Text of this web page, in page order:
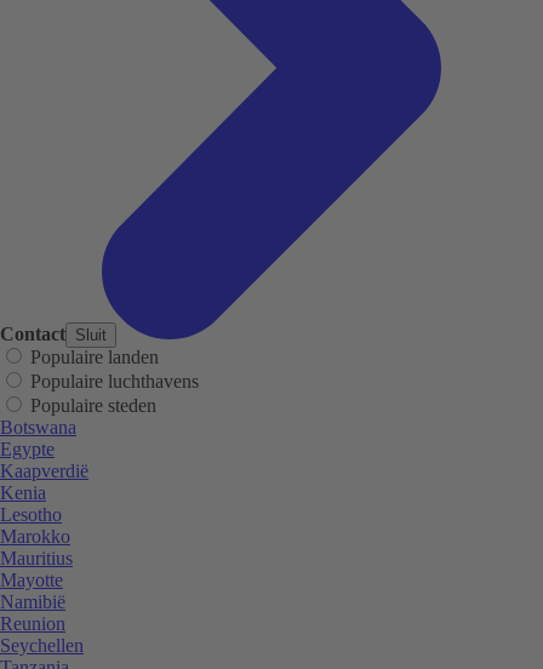
Contact Sluit
Populaire landen
Populaire luchthavens
Populaire steden
Botswana
Egypte
Kaapverdië
Kenia
Lesotho
Marokko
Mauritius
Mayotte
Namibië
Reunion
Seychellen